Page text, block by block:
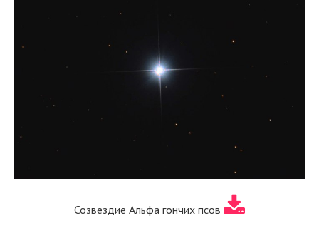
Созвездие Альфа гончих псов